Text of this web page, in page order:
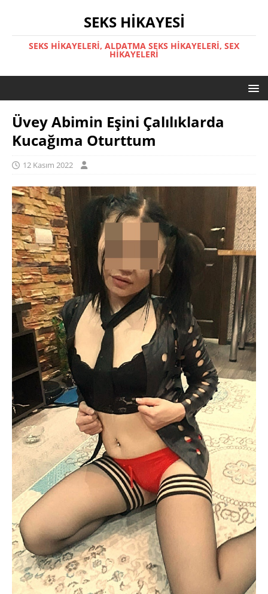
SEKS HIKAYESI
SEKS HIKAYELERI, ALDATMA SEKS HIKAYELERI, SEX
HIKAYELERI
Üvey Abimin Eşini Çalılıklarda
Kucağıma Oturttum
12 Kasım 2022